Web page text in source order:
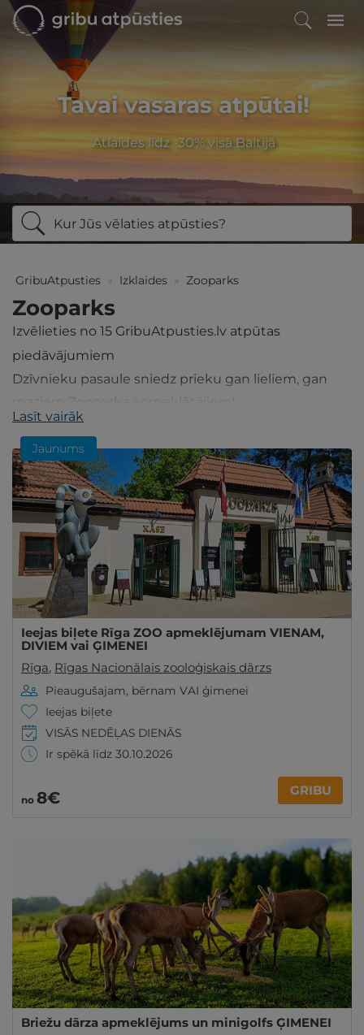
Tavai vasaras atpūtai!
Atlaides līdz -30% visā Baltijā
Kur Jūs vēlaties atpūsties?
GribuAtpusties » Izklaides » Zooparks
Zooparks
Izvēlieties no 15 GribuAtpusties.lv atpūtas
piedāvājumiem
Dzīvnieku pasaule sniedz prieku gan lieliem, gan
maziem Zooparka apmeklētājiem!
Lasīt vairāk
Jaunums
Ieejas biļete Rīga ZOO apmeklējumam VIENAM,
DIVIEM vai ĢIMENEI
Rīga, Rīgas Nacionālais zooloģiskais dārzs
Pieaugušajam, bērnam VAI ģimenei
Ieejas biļete
VISĀS NEDĒĻAS DIENĀS
Ir spēkā līdz 30.10.2026
no 8€ GRIBU
Briežu dārza apmeklējums un minigolfs ĢIMENEI